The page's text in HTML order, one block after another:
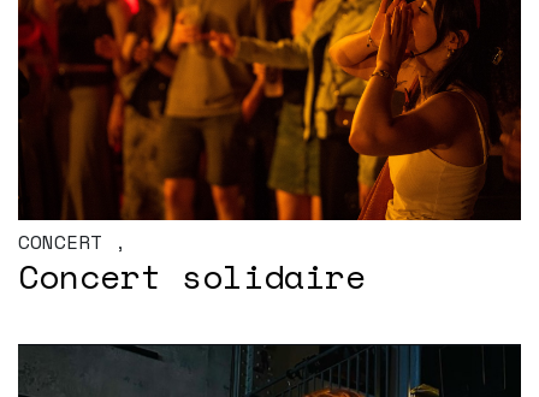
CONCERT ,
Concert solidaire